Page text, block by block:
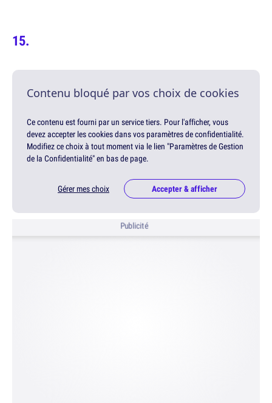
Contenu bloqué par vos choix de cookies
Ce contenu est fourni par un service tiers. Pour l'afficher, vous
devez accepter les cookies dans vos paramètres de confidentialité.
Modifiez ce choix à tout moment via le lien "Paramètres de Gestion
de la Confidentialité" en bas de page.
Gérer mes choix Accepter & afficher
Publicité